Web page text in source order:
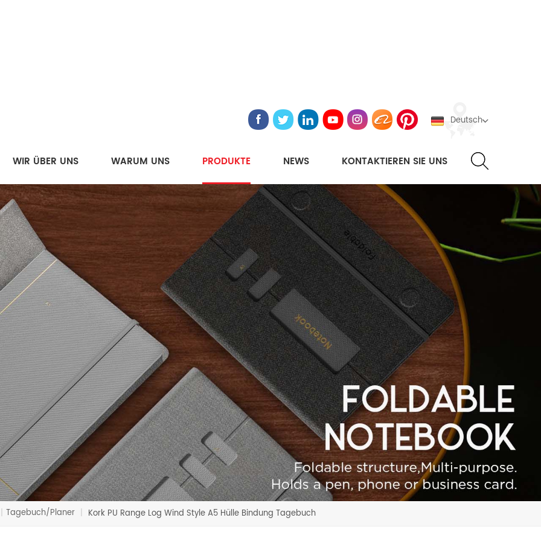
Deutsch
WIR ÜBER UNS WARUM UNS PRODUKTE NEWS KONTAKTIEREN SIE UNS
| Tagebuch/Planer | Kork PU Range Log Wind Style A5 Hülle Bindung Tagebuch